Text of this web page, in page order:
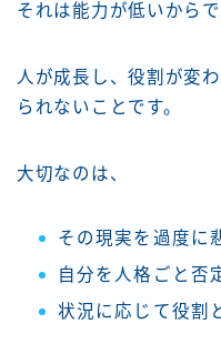
それは能力が低いから
人が成長し、役割が変
られないことです。
大切なのは、
その現実を過度に
自分を人格ごと否
状況に応じて役割